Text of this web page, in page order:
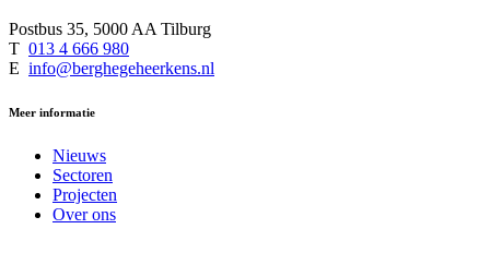
Postbus 35, 5000 AA Tilburg
T 013 4 666 980
E info@berghegeheerkens.nl
Meer informatie
Nieuws
Sectoren
Projecten
Over ons